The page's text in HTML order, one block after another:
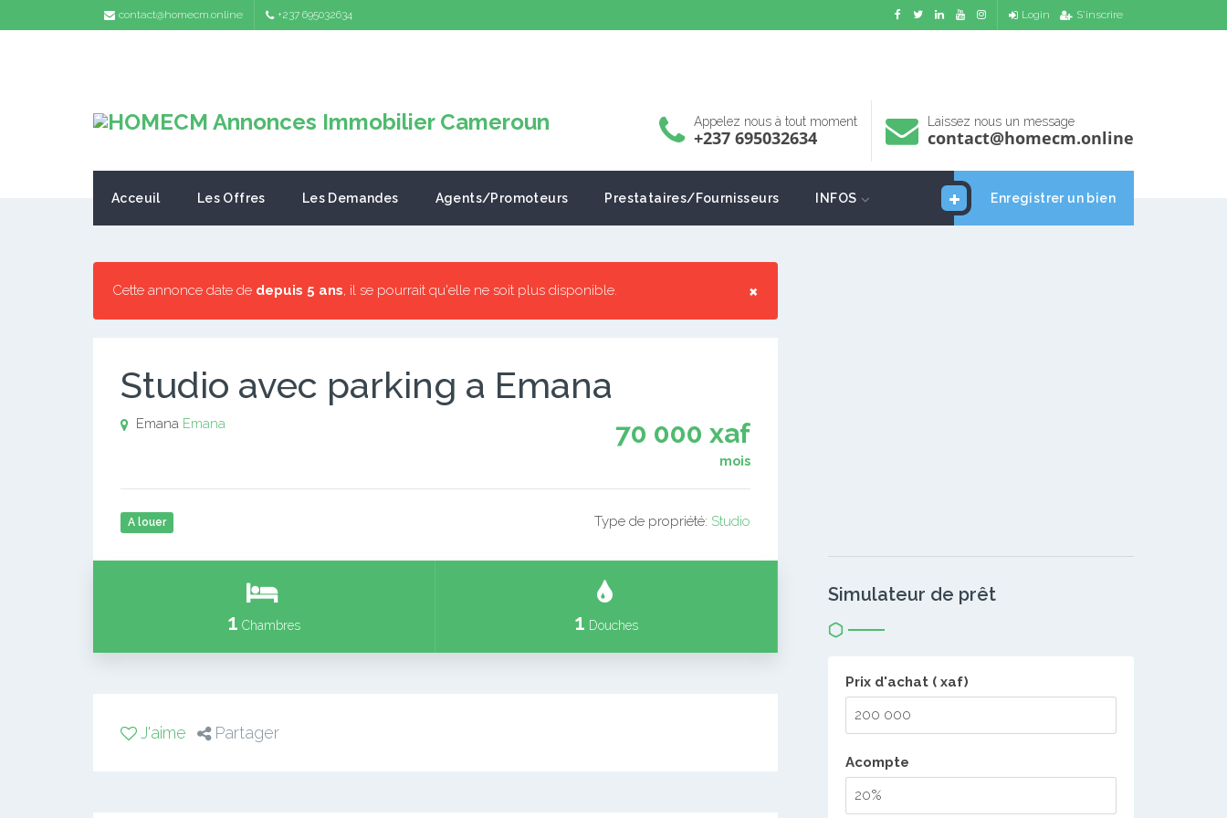
contact@homecm.online +237 695032634 Login S'inscrire
Appelez nous à tout moment
+237 695032634
Laissez nous un message
contact@homecm.online
Enregistrer un bien
Acceuil Les Offres Les Demandes Agents/Promoteurs Prestataires/Fournisseurs INFOS
×
Cette annonce date de depuis 5 ans, il se pourrait qu'elle ne soit plus disponible.
Studio avec parking a Emana
70 000 xaf
mois
Emana Emana
A louer Type de propriété: Studio
1 Chambres 1 Douches
J'aime Partager
Simulateur de prêt
Prix d'achat ( xaf)
Acompte